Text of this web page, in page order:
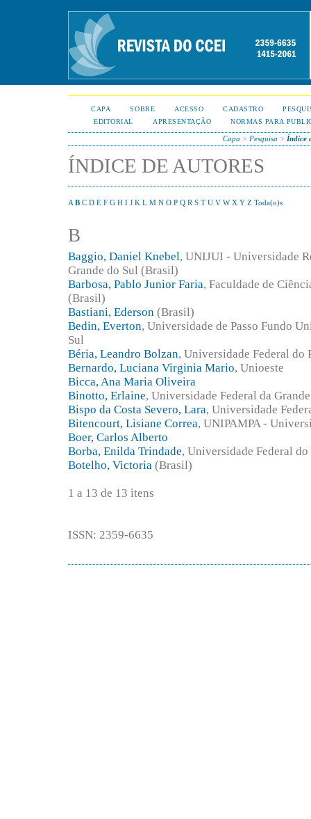
CAPA SOBRE ACESSO CADASTRO
EDITORIAL
APRESENTAÇÃO NORMAS PARA
Capa > Pesquisa > Índice
ÍNDICE DE AUTORES
A B C D E F G H I J K L M N O P Q R S T U V W X Y Z Toda(o)s
B
Baggio, Daniel Knebel, UNIJUI - Universidade
Grande do Sul (Brasil)
Barbosa, Pablo Junior Faria, Faculdade de
(Brasil)
Bastiani, Ederson (Brasil)
Bedin, Everton, Universidade de Passo Fundo
Sul
Béria, Leandro Bolzan, Universidade Federal do
Bernardo, Luciana Virginia Mario, Unioeste
Bicca, Ana Maria Oliveira
Binotto, Erlaine, Universidade Federal da
Bispo da Costa Severo, Lara, Universidade
Bitencourt, Lisiane Correa, UNIPAMPA -
Boer, Carlos Alberto
Borba, Enilda Trindade, Universidade Federal
Botelho, Victoria (Brasil)
1 a 13 de 13 itens
ISSN: 2359-6635